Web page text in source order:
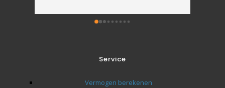
Service
Vermogen berekenen